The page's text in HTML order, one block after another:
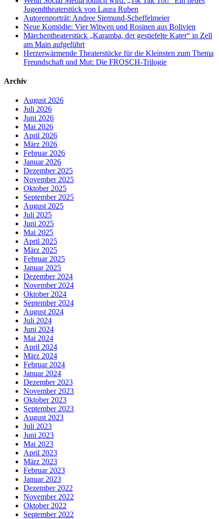
Jugendtheaterstück von Laura Ruben
Autorenporträt: Andree Siemund-Scheffelmeier
Neue Komödie: Vier Witwen und Rosinen aus Bolivien
Märchentheaterstück „Karamba, der gestiefelte Kater“ in Zell
am Main aufgeführt
Herzerwärmende Theaterstücke für die Kleinsten zum Thema
Freundschaft und Mut: Die FROSCH-Trilogie
Archiv
August 2026
Juli 2026
Juni 2026
Mai 2026
April 2026
März 2026
Februar 2026
Januar 2026
Dezember 2025
November 2025
Oktober 2025
September 2025
August 2025
Juli 2025
Juni 2025
Mai 2025
April 2025
März 2025
Februar 2025
Januar 2025
Dezember 2024
November 2024
Oktober 2024
September 2024
August 2024
Juli 2024
Juni 2024
Mai 2024
April 2024
März 2024
Februar 2024
Januar 2024
Dezember 2023
November 2023
Oktober 2023
September 2023
August 2023
Juli 2023
Juni 2023
Mai 2023
April 2023
März 2023
Februar 2023
Januar 2023
Dezember 2022
November 2022
Oktober 2022
September 2022